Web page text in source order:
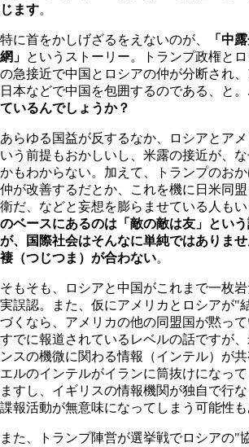
じます。
特に首をかしげざるをえないのが、
「中
網」 というストーリー。トランプ政権と
の急接近で中国とロシアの仲が分断され、
日本などで中国を包囲するのである、と。
ているんでしょうか？
あらゆる国益が反するなか、ロシアとア
いう前提もおかしいし、米露の接近が、
かもわからない。加えて、トランプのお
仲が改善するだとか、これを機に日米同
衛だ、などと妄想を膨らませている人もい
のベースにあるのは「敵の敵は友」とい
が、国際社会はそんなに単純ではありま
褄（つじつま）が合わない。
そもそも、ロシアと中国がこれまで一枚
実誤認。また、仮にアメリカとロシアが"
づくなら、アメリカの他の同盟国が黙って
すでに報道されているレベルの話ですが
ンスの機微に関わる情報（インテル）が
エルのインテルがイランに筒抜けになっ
ますし、イギリスの情報機関が独自で行
諜報活動が無意味になってしまう可能性も
また、トランプ陣営が選挙戦でロシアの"